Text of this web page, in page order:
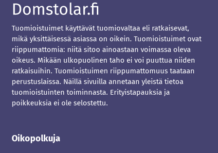
Tuomioistuimet käyttävät tuomiovaltaa eli ratkaisevat,
mikä yksittäisessä asiassa on oikein. Tuomioistuimet ovat
riippumattomia: niitä sitoo ainoastaan voimassa oleva
oikeus. Mikään ulkopuolinen taho ei voi puuttua niiden
ratkaisuihin. Tuomioistuimen riippumattomuus taataan
perustuslaissa. Näillä sivuilla annetaan yleistä tietoa
tuomioistuinten toiminnasta. Erityistapauksia ja
poikkeuksia ei ole selostettu.
Oikopolkuja